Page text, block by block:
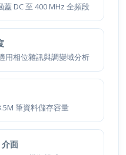
DC 至 400 MHz 全頻段
用相位雜訊與調變域分析
筆資料儲存容量
介面